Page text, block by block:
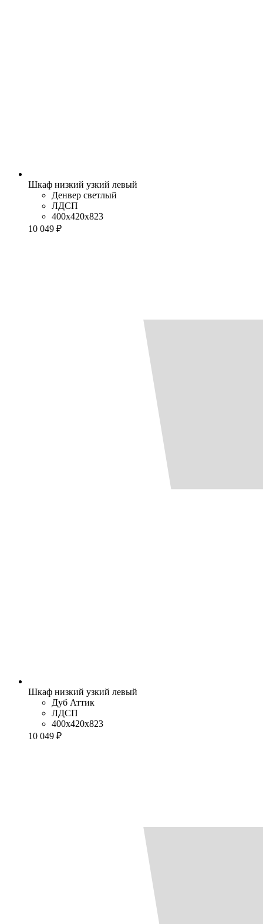
Шкаф низкий узкий левый
Денвер светлый
ЛДСП
400x420x823
10 049 ₽
Шкаф низкий узкий левый
Дуб Аттик
ЛДСП
400x420x823
10 049 ₽